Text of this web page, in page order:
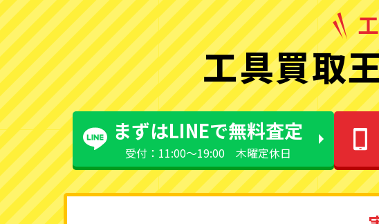
工具買取
まずはLINEで無料査定
受付：11:00〜19:00 木曜定休日